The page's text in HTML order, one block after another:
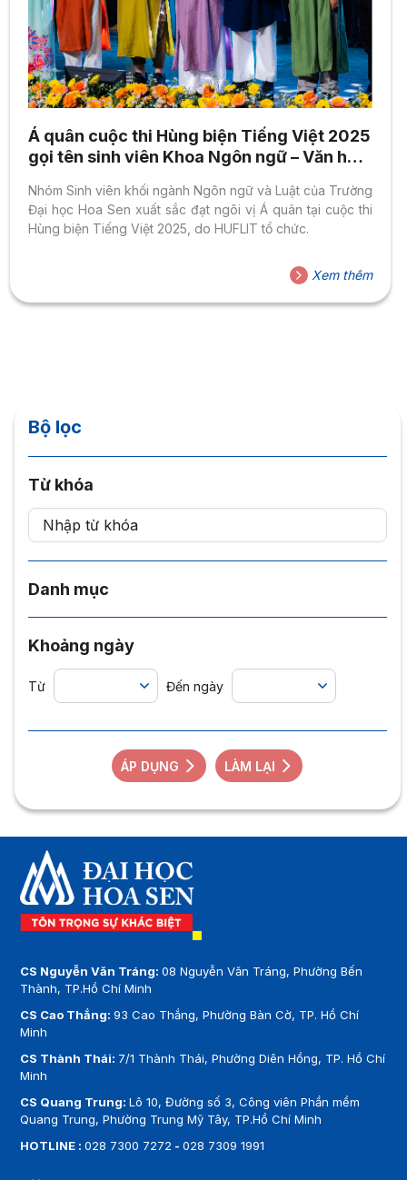
Á quân cuộc thi Hùng biện Tiếng Việt 2025
gọi tên sinh viên Khoa Ngôn ngữ – Văn hóa
Nhóm Sinh viên khối ngành Ngôn ngữ và Luật của Trường
Đại học Hoa Sen xuất sắc đạt ngôi vị Á quân tại cuộc thi
Hùng biện Tiếng Việt 2025, do HUFLIT tổ chức.
Xem thêm
Bộ lọc
Từ khóa
Danh mục
Khoảng ngày
Từ Đến ngày
ÁP DỤNG LÀM LẠI
CS Nguyễn Văn Tráng:08 Nguyễn Văn Tráng, Phường Bến
Thành, TP.Hồ Chí Minh
CS Cao Thắng:93 Cao Thắng, Phường Bàn Cờ, TP. Hồ Chí
Minh
CS Thành Thái: 7/1 Thành Thái, Phường Diên Hồng, TP. Hồ Chí
Minh
CS Quang Trung:Lô 10, Đường số 3, Công viên Phần mềm
Quang Trung, Phường Trung Mỹ Tây, TP.Hồ Chí Minh
HOTLINE :028 7300 7272 -028 7309 1991